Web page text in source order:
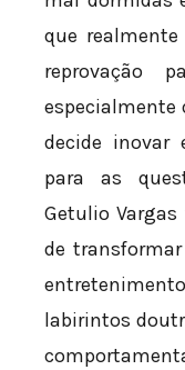
que
reprovação
especialmente
decide inovar
para as
Getulio
de
labirintos